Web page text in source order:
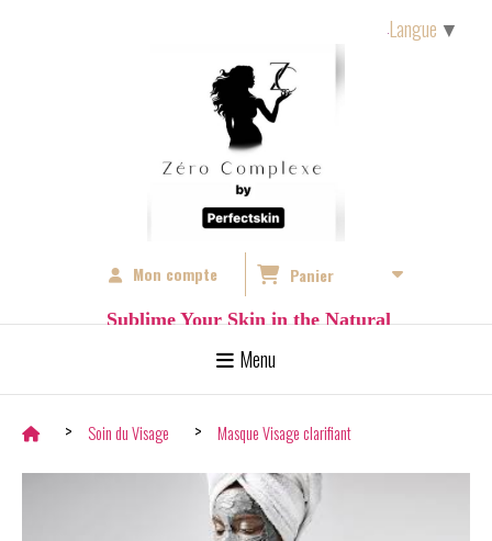
Sublime Your Skin in the Natural
Mon compte Panier
Menu
Soin du Visage Masque Visage clarifiant
Langue ▼